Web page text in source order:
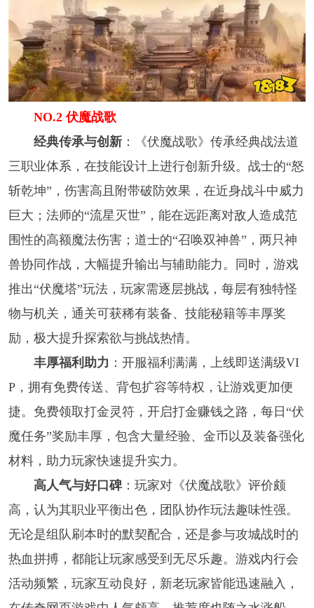
NO.2 伏魔战歌
经典传承与创新：《伏魔战歌》传承经典战法道
三职业体系，在技能设计上进行创新升级。战士的“怒
斩乾坤”，伤害高且附带破防效果，在近身战斗中威力
巨大；法师的“流星灭世”，能在远距离对敌人造成范
围性的高额魔法伤害；道士的“召唤双神兽”，两只神
兽协同作战，大幅提升输出与辅助能力。同时，游戏
推出“伏魔塔”玩法，玩家需逐层挑战，每层有独特怪
物与机关，通关可获稀有装备、技能秘籍等丰厚奖
励，极大提升探索欲与挑战热情。
丰厚福利助力 ：开服福利满满，上线即送满级VI
P，拥有免费传送、背包扩容等特权，让游戏更加便
捷。免费领取打金灵符，开启打金赚钱之路，每日“伏
魔任务”奖励丰厚，包含大量经验、金币以及装备强化
材料，助力玩家快速提升实力。
高人气与好口碑：玩家对《伏魔战歌》评价颇
高，认为其职业平衡出色，团队协作玩法趣味性强。
无论是组队刷本时的默契配合，还是参与攻城战时的
热血拼搏，都能让玩家感受到无尽乐趣。游戏内行会
活动频繁，玩家互动良好，新老玩家皆能迅速融入，